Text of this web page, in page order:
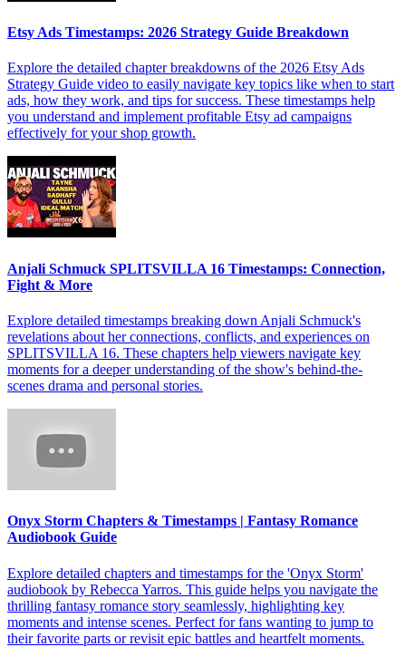
Etsy Ads Timestamps: 2026 Strategy Guide Breakdown
Explore the detailed chapter breakdowns of the 2026 Etsy Ads
Strategy Guide video to easily navigate key topics like when to start
ads, how they work, and tips for success. These timestamps help
you understand and implement profitable Etsy ad campaigns
effectively for your shop growth.
Anjali Schmuck SPLITSVILLA 16 Timestamps: Connection,
Fight & More
Explore detailed timestamps breaking down Anjali Schmuck's
revelations about her connections, conflicts, and experiences on
SPLITSVILLA 16. These chapters help viewers navigate key
moments for a deeper understanding of the show's behind-the-
scenes drama and personal stories.
Onyx Storm Chapters & Timestamps | Fantasy Romance
Audiobook Guide
Explore detailed chapters and timestamps for the 'Onyx Storm'
audiobook by Rebecca Yarros. This guide helps you navigate the
thrilling fantasy romance story seamlessly, highlighting key
moments and intense scenes. Perfect for fans wanting to jump to
their favorite parts or revisit epic battles and heartfelt moments.